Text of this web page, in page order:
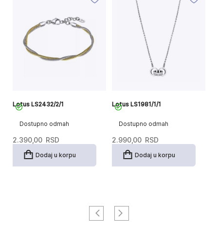
Dostupno odmah
Lotus LS2432/2/1
2.390,00 RSD
Dodaj u korpu
Dostupno odmah
Lotus LS1981/1/1
2.990,00 RSD
Dodaj u korpu